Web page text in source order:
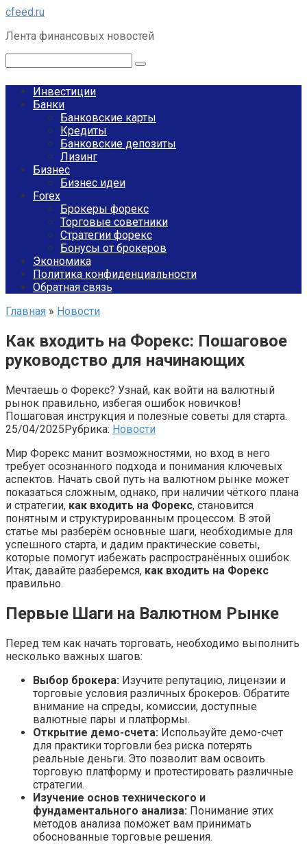
Перейти
контенту
cfeed.ru
Лента финансовых новостей
Инвестиции
Банки
Банковские карты
Кредиты
Банковские депозиты
Лизинг
Бизнес
Бизнес идеи
Forex
Брокеры форекс
Торговые советники
Стратегии форекс
Бонусы от брокеров
Экономика
Политика конфиденциальности
Обратная связь
Главная » Новости
Как входить на Форекс: Пошаговое
руководство для начинающих
Мечтаешь о Форекс? Узнай, как войти на валютный
рынок правильно, избегая ошибок новичков!
Пошаговая инструкция и полезные советы для старта.
25/04/2025Рубрика: Новости
Мир Форекс манит возможностями, но вход в него
требует осознанного подхода и понимания ключевых
аспектов. Начать свой путь на валютном рынке может
показаться сложным, однако, при наличии чёткого плана
и стратегии, как входить на Форекс, становится
понятным и структурированным процессом. В этой
статье мы разберём основные шаги, необходимые для
успешного старта, и дадим практические советы,
которые помогут избежать распространённых ошибок.
Итак, давайте разберемся, как входить на Форекс
правильно.
Первые Шаги на Валютном Рынке
Перед тем как начать торговать, необходимо выполнить
несколько важных шагов:
Выбор брокера: Изучите репутацию, лицензии и
торговые условия различных брокеров. Обратите
внимание на спреды, комиссии, доступные
валютные пары и платформы.
Открытие демо-счета: Используйте демо-счет
для практики торговли без риска потерять
реальные деньги. Это позволит вам освоить
торговую платформу и протестировать различные
стратегии.
Изучение основ технического и
фундаментального анализа: Понимание этих
методов анализа поможет вам принимать
обоснованные торговые решения.